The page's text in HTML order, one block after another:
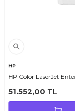
HP
HP Color LaserJet
51.552,00 TL